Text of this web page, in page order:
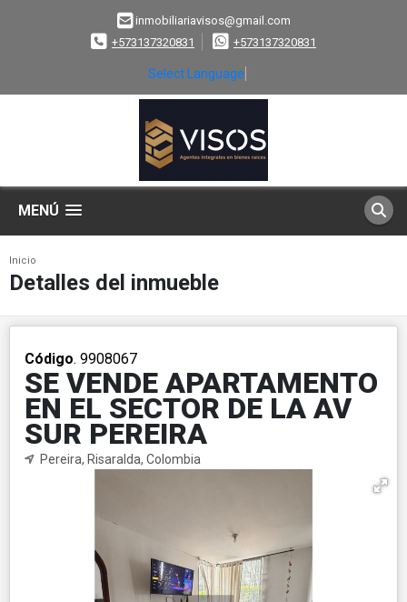
inmobiliariavisos@gmail.com
+573137320831
+573137320831
Select Language
MENÚ
Inicio
Detalles del inmueble
Código. 9908067
SE VENDE APARTAMENTO
EN EL SECTOR DE LA AV
SUR PEREIRA
Pereira, Risaralda, Colombia